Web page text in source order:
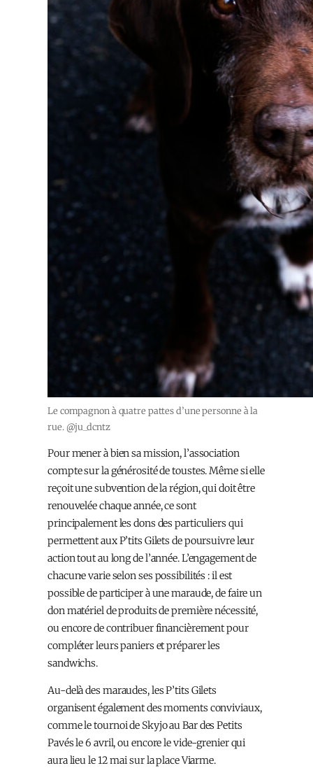
Le compagnon à quatre pattes d’une personne à la
rue. @ju_dcntz
Pour mener à bien sa mission, l’association
compte sur la générosité de toustes. Même si elle
reçoit une subvention de la région, qui doit être
renouvelée chaque année, ce sont
principalement les dons des particuliers qui
permettent aux P’tits Gilets de poursuivre leur
action tout au long de l’année. L’engagement de
chacun·e varie selon ses possibilités : il est
possible de participer à une maraude, de faire un
don matériel de produits de première nécessité,
ou encore de contribuer financièrement pour
compléter leurs paniers et préparer les
sandwichs.
Au-delà des maraudes, les P’tits Gilets
organisent également des moments conviviaux,
comme le tournoi de Skyjo au Bar des Petits
Pavés le 6 avril, ou encore le vide-grenier qui
aura lieu le 12 mai sur la place Viarme.